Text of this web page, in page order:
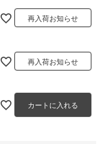
再入荷お知らせ
再入荷お知らせ
カートに入れる